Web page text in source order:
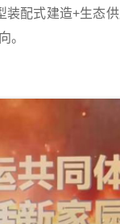
配式建造+生态
。